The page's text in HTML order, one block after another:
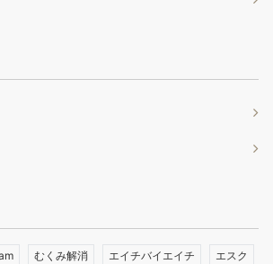
むくみ解消 エイチバイエイチ エスク